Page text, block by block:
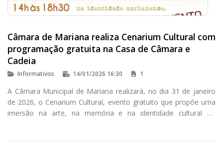
Câmara de Mariana realiza Cenarium Cultural com
programação gratuita na Casa de Câmara e
Cadeia
Informativos 14/01/2026 16:30 1
A Câmara Municipal de Mariana realizará, no dia 31 de janeiro
de 2026, o Cenarium Cultural, evento gratuito que propõe uma
imersão na arte, na memória e na identidade cultural do